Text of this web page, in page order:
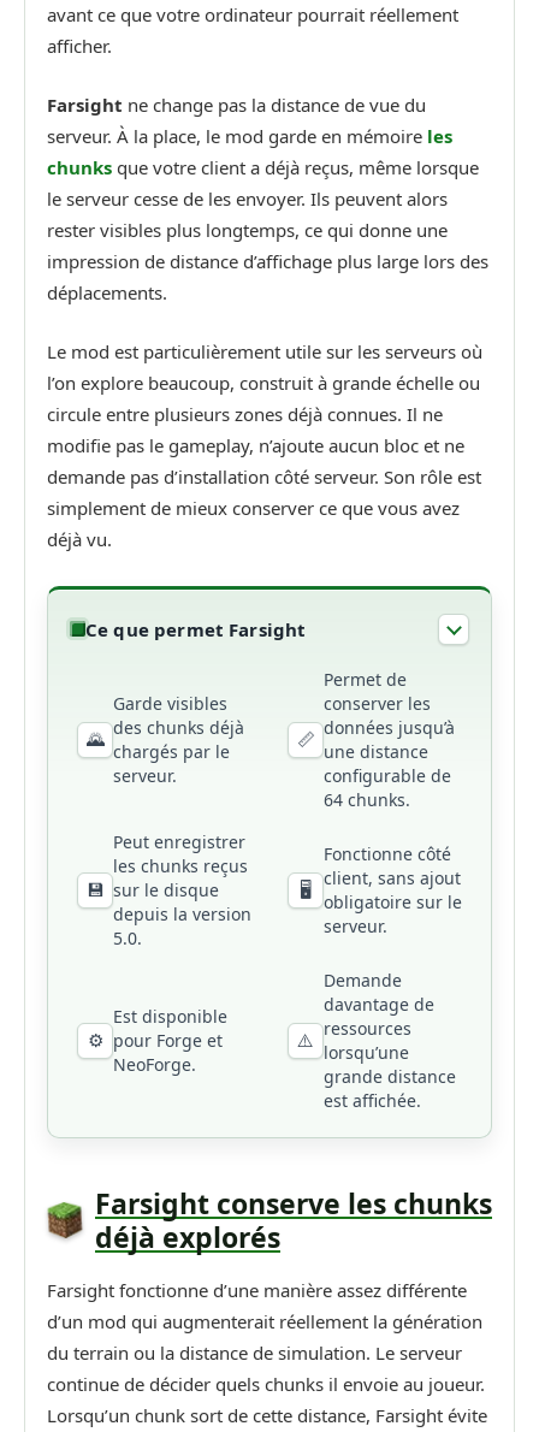
avant ce que votre ordinateur pourrait réellement
afficher.
Farsight ne change pas la distance de vue du
serveur. À la place, le mod garde en mémoire les
chunks que votre client a déjà reçus, même lorsque
le serveur cesse de les envoyer. Ils peuvent alors
rester visibles plus longtemps, ce qui donne une
impression de distance d’affichage plus large lors des
déplacements.
Le mod est particulièrement utile sur les serveurs où
l’on explore beaucoup, construit à grande échelle ou
circule entre plusieurs zones déjà connues. Il ne
modifie pas le gameplay, n’ajoute aucun bloc et ne
demande pas d’installation côté serveur. Son rôle est
simplement de mieux conserver ce que vous avez
déjà vu.
Ce que permet Farsight
🌄
Garde visibles
des chunks déjà
chargés par le
serveur.
📏
Permet de
conserver les
données jusqu’à
une distance
configurable de
64 chunks.
💾
Peut enregistrer
les chunks reçus
sur le disque
depuis la version
5.0.
🖥️
Fonctionne côté
client, sans ajout
obligatoire sur le
serveur.
⚙️
Est disponible
pour Forge et
NeoForge.
⚠️
Demande
davantage de
ressources
lorsqu’une
grande distance
est affichée.
Farsight conserve les chunks
déjà explorés
Farsight fonctionne d’une manière assez différente
d’un mod qui augmenterait réellement la génération
du terrain ou la distance de simulation. Le serveur
continue de décider quels chunks il envoie au joueur.
Lorsqu’un chunk sort de cette distance, Farsight évite